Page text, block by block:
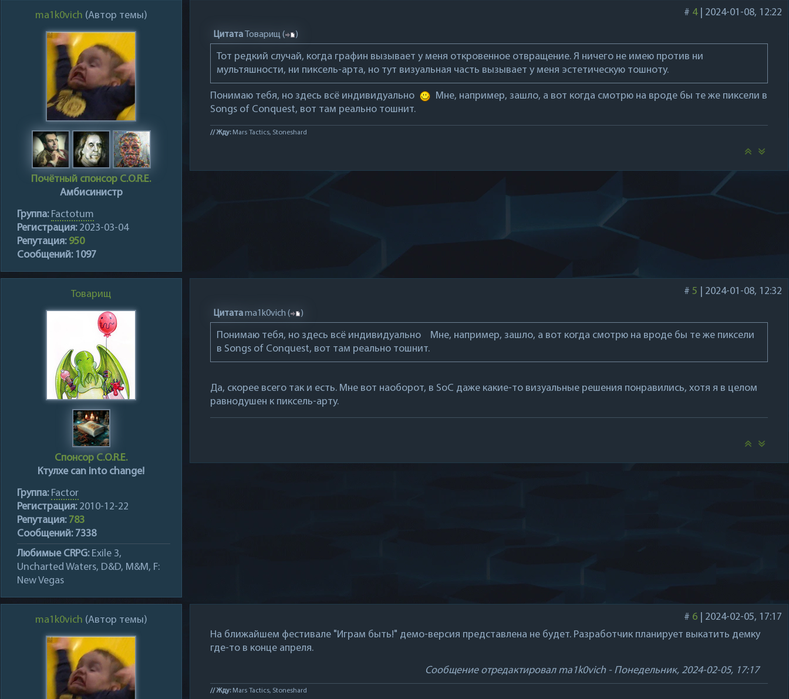
# 4| 2024-01-08, 12:22
Цитата Товарищ ( )
Тот редкий случай, когда графин вызывает у меня откровенное отвращение. Я ничего не имею против ни
мультяшности, ни пиксель-арта, но тут визуальная часть вызывает у меня эстетическую тошноту.
Понимаю тебя, но здесь всё индивидуально
Мне, например, зашло, а вот когда смотрю на вроде бы те же пиксели в
Songs of Conquest, вот там реально тошнит.
// Жду:Mars Tactics, Stoneshard
ma1k0vich (Автор темы)
Почётный спонсор C.O.R.E.
Амбисинистр
Группа: Factotum
Регистрация:2023-03-04
Репутация: 950
Сообщений:1097
# 5 2024-01-08, 12:32
Цитата ma1k0vich ( )
Понимаю тебя, но здесь всё индивидуально Мне, например, зашло, а вот когда смотрю на вроде бы те же пиксели
в Songs of Conquest, вот там реально тошнит.
Да, скорее всего так и есть. Мне вот наоборот, в SoC даже какие-то визуальные решения понравились, хотя я в целом
равнодушен к пиксель-арту.
Товарищ
Спонсор C.O.R.E.
Ктулхе can into сhange!
Группа: Factor
Регистрация:2010-12-22
Репутация: 783
Сообщений:7338
Любимые CRPG:Exile 3,
Uncharted Waters, D&D, M&M, F:
New Vegas
# 6
2024-02-05, 17:17
На ближайшем фестивале "Играм быть!" демо-версия представлена не будет. Разработчик планирует выкатить демку
где-то в конце апреля.
Сообщение отредактировал ma1k0vich- Понедельник, 2024-02-05, 17:17
// Жду:Mars Tactics, Stoneshard
ma1k0vich (Автор темы)